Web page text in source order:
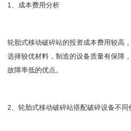
1、成本费用分析
轮胎式移动破碎站的投资成本费用较高
选择较优材料，制造的设备质量有保障
故障率低的优点。
2、轮胎式移动破碎站搭配破碎设备不同